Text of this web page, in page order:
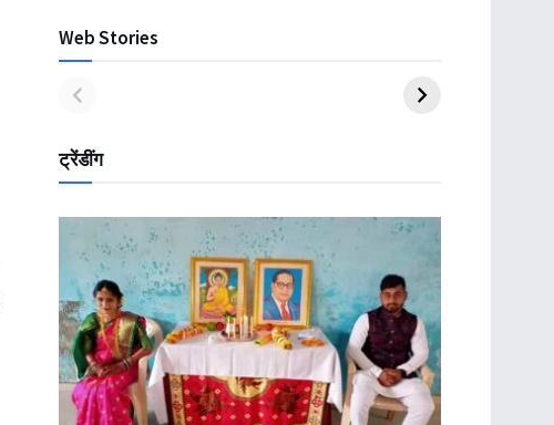
Web Stories
ट्रेंडींग